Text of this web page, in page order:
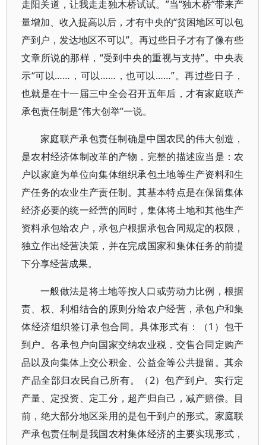
走阳关道，让我走走独木桥试试。”当“独木桥”带来产
量增加、收入提高以后，才有中央的“贫困地区可以包
产到户，发达地区不可以”。再过些日子才有了像有些
文章所说的那样，“受到中央的重视与支持”。中央表
示“可以……，可以……，也可以……”。再过些日子，
也就是在十一届三中全会召开五年后，才有家庭联产
承包责任制是“伟大创举”一说。
家庭联产承包责任制确是中国农民的伟大创造，
是农村经济体制改革的产物，完整的描述应当是：农
户以家庭为单位向集体组织承包土地等生产资料和生
产任务的农业生产责任制。其基本特点是在保留集体
经济必要的统一经营的同时，集体将土地和其他生产
资料承包给农户，承包户根据承包合同规定的权限，
独立作出经营决策，并在完成国家和集体任务的前提
下分享经营成果。
一般做法是将土地等按人口或劳动力比例，根据
责、权、利相结合的原则分给农户经营，承包户和集
体经济组织签订承包合同。具体形式有：（1）包干
到户。各承包户向国家交纳农业税，交售合同定购产
品以及向集体上交公积金、公益金等公共提留。其余
产品全部归农民自己所有。（2）包产到户。实行定
产量、定投资、定工分，超产归自己，减产赔偿。目
前，绝大部分地区采用的是包干到户的形式。家庭联
产承包责任制是我国农村集体经济的主要实现形式，